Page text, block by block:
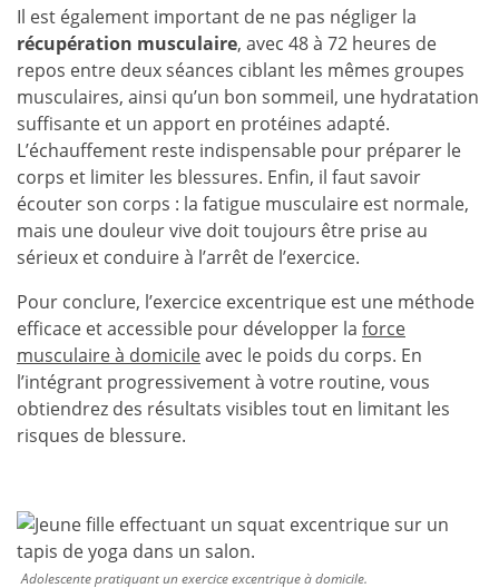
Il est également important de ne pas négliger la
récupération musculaire, avec 48 à 72 heures de
repos entre deux séances ciblant les mêmes groupes
musculaires, ainsi qu’un bon sommeil, une hydratation
suffisante et un apport en protéines adapté.
L’échauffement reste indispensable pour préparer le
corps et limiter les blessures. Enfin, il faut savoir
écouter son corps : la fatigue musculaire est normale,
mais une douleur vive doit toujours être prise au
sérieux et conduire à l’arrêt de l’exercice.
Pour conclure, l’exercice excentrique est une méthode
efficace et accessible pour développer la force
musculaire à domicileavec le poids du corps. En
l’intégrant progressivement à votre routine, vous
obtiendrez des résultats visibles tout en limitant les
risques de blessure.
Adolescente pratiquant un exercice excentrique à domicile.